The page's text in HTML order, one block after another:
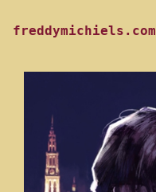
freddymichiels.com